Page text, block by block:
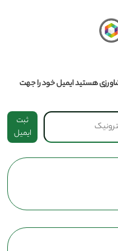
هستید ایمیل خود را جهت
ثبت
ایمیل